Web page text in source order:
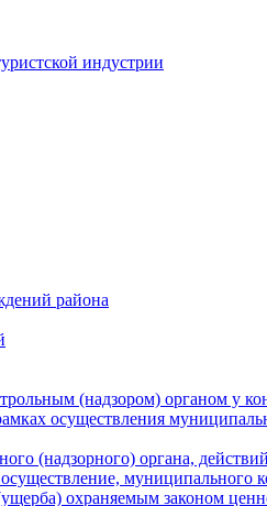
индустрии
района
(надзором) органом у
осуществления
(надзорного) органа,
муниципального
охраняемым законом